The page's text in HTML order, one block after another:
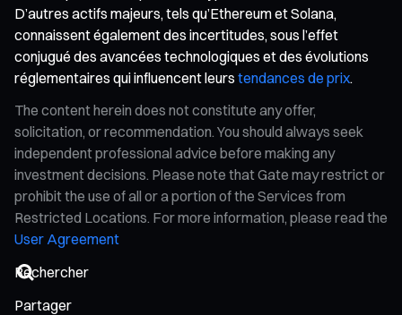
D’autres actifs majeurs, tels qu’Ethereum et Solana,
connaissent également des incertitudes, sous l’effet
conjugué des avancées technologiques et des évolutions
réglementaires qui influencent leurs tendances de prix.
The content herein does not constitute any offer,
solicitation, or recommendation. You should always seek
independent professional advice before making any
investment decisions. Please note that Gate may restrict or
prohibit the use of all or a portion of the Services from
Restricted Locations. For more information, please read the
User Agreement
Partager